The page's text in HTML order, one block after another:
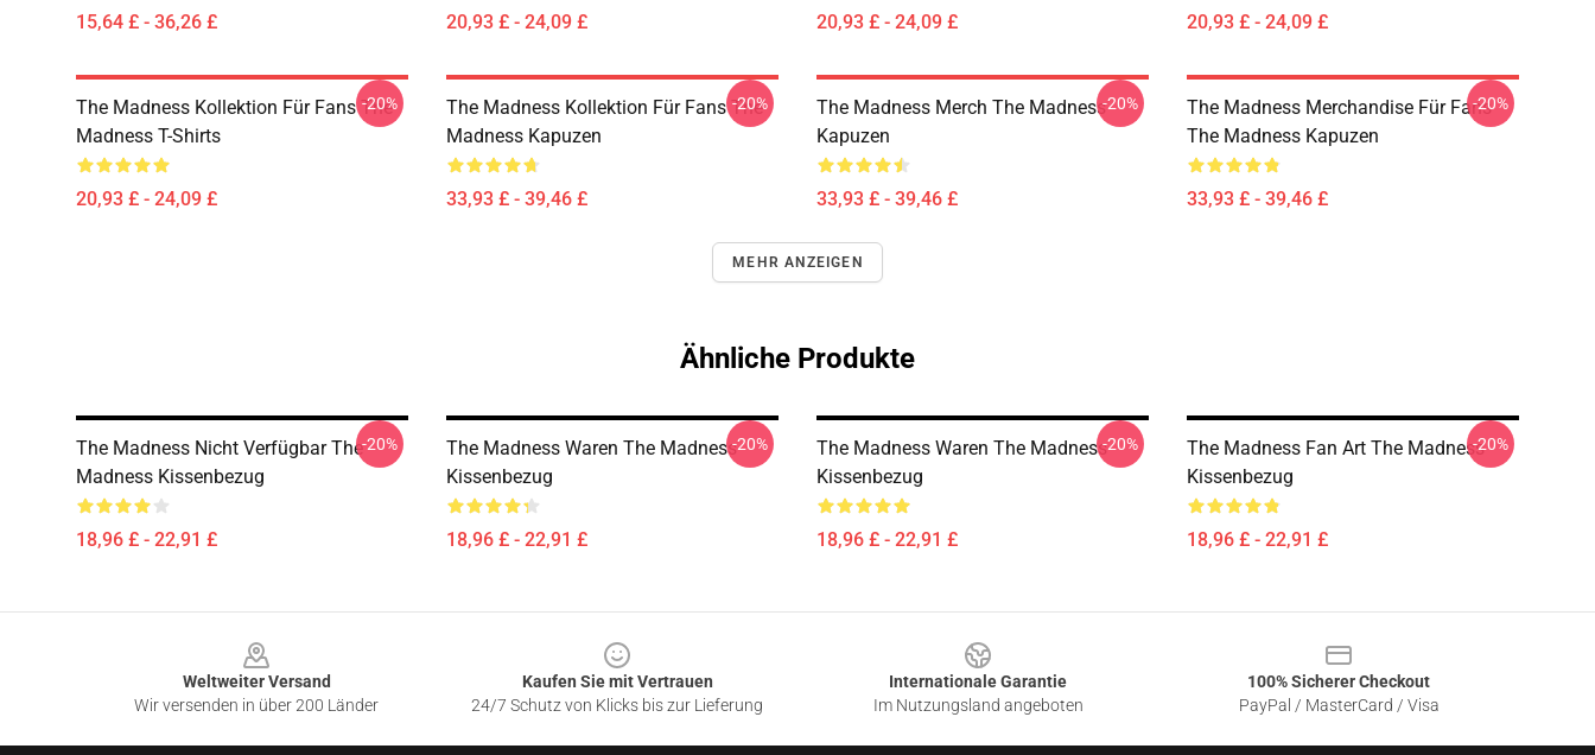
15,64 £ - 36,26 £ 20,93 £ - 24,09 £ 20,93 £ - 24,09 £ 20,93 £ - 24,09 £
The Madness Kollektion Für Fans The
Madness T-Shirts
20,93 £ - 24,09 £
-20%
The Madness Kollektion Für Fans The
Madness Kapuzen
33,93 £ - 39,46 £
-20%
The Madness Merch The Madness
Kapuzen
33,93 £ - 39,46 £
-20%
The Madness Merchandise Für Fans
The Madness Kapuzen
33,93 £ - 39,46 £
-20%
MEHR ANZEIGEN
Ähnliche Produkte
The Madness Nicht Verfügbar The
Madness Kissenbezug
18,96 £ - 22,91 £
-20%
The Madness Waren The Madness
Kissenbezug
18,96 £ - 22,91 £
-20%
The Madness Waren The Madness
Kissenbezug
18,96 £ - 22,91 £
-20%
The Madness Fan Art The Madness
Kissenbezug
18,96 £ - 22,91 £
-20%
Weltweiter Versand
Wir versenden in über 200 Länder
Kaufen Sie mit Vertrauen
24/7 Schutz von Klicks bis zur Lieferung
Internationale Garantie
Im Nutzungsland angeboten
100% Sicherer Checkout
PayPal / MasterCard / Visa